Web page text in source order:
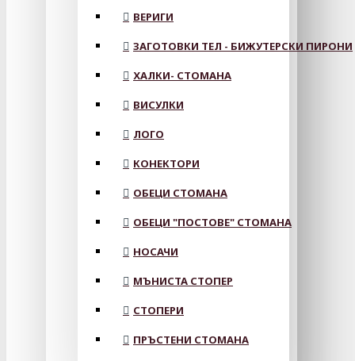
ВЕРИГИ
ЗАГОТОВКИ ТЕЛ - БИЖУТЕРСКИ ПИРОНИ
ХАЛКИ- СТОМАНА
ВИСУЛКИ
ЛОГО
КОНЕКТОРИ
ОБЕЦИ СТОМАНА
ОБЕЦИ "ПОСТОВЕ" СТОМАНА
НОСАЧИ
МЪНИСТА СТОПЕР
СТОПЕРИ
ПРЪСТЕНИ СТОМАНА